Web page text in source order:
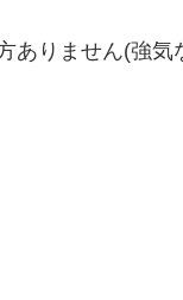
ありません(強